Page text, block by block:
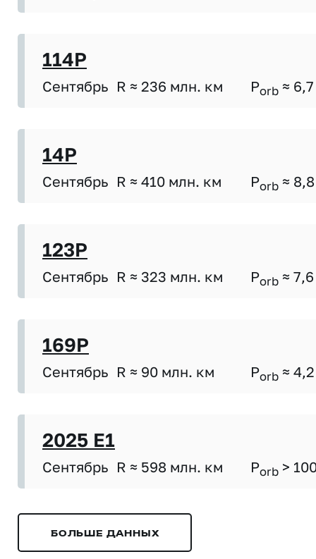
114P
Сентябрь R ≈ 236 млн. км Porb ≈ 6,7
14P
Сентябрь R ≈ 410 млн. км Porb ≈ 8,8
123P
Сентябрь R ≈ 323 млн. км Porb ≈ 7,6
169P
Сентябрь R ≈ 90 млн. км Porb ≈ 4,2
2025 E1
Сентябрь R ≈ 598 млн. км Porb >
БОЛЬШЕ ДАННЫХ